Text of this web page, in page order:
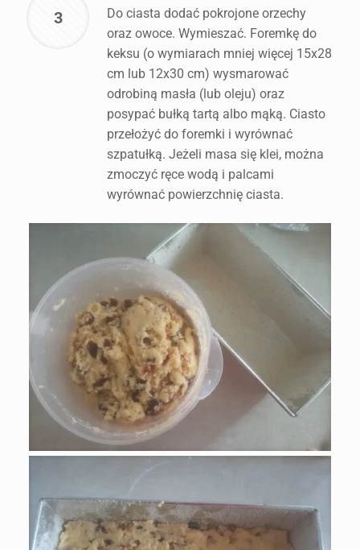
3
Do ciasta dodać pokrojone orzechy
oraz owoce. Wymieszać. Foremkę do
keksu (o wymiarach mniej więcej 15x28
cm lub 12x30 cm) wysmarować
odrobiną masła (lub oleju) oraz
posypać bułką tartą albo mąką. Ciasto
przełożyć do foremki i wyrównać
szpatułką. Jeżeli masa się klei, można
zmoczyć ręce wodą i palcami
wyrównać powierzchnię ciasta.